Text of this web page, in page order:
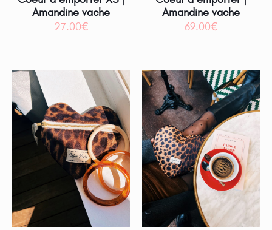
Amandine vache
27.00€
Amandine vache
69.00€